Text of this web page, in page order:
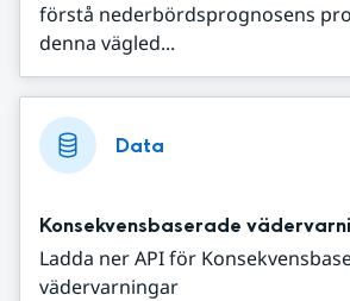
förstå nederbördsprognosens
denna vägled...
Data
Konsekvensbaserade
Ladda ner API för
vädervarningar